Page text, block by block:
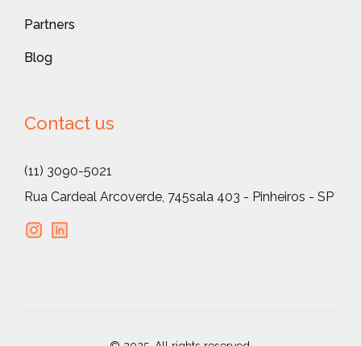
Partners
Blog
Contact us
(11) 3090-5021
Rua Cardeal Arcoverde, 745sala 403 - Pinheiros - SP